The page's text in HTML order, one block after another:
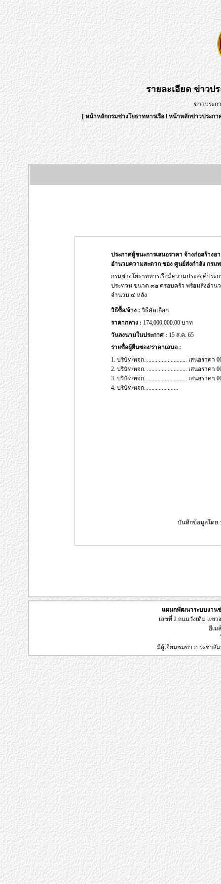
รายละเอียดข่าวป
ข่าวประก
[หน้าหลักกรมช่างโยธาทหารเรือlหน้าหลักข่าวประกา
ประกาศผู้ชนะการเสนอราคา จ้างก่อสร้าง
อำนวยความสะดวก ของ ศูนย์ส่งกำลัง กรม
กรมช่างโยธาทหารเรือมีความประสงค์ประ
ประทวน ขนาด ๓๒ ครอบครัว พร้อมสิ่งอำน
จำนวน ๔ หลัง
วิธีซื้อ/จ้าง : วิธีคัดเลือก
ราคากลาง : 174,000,000.00 บาท
วันลงนามในประกาศ : 15 ส.ค. 65
รายชื่อผู้ยื่นซอง/ราคาเสนอ :
1. บริษัท/หจก. ........................... เสนอราคา
2. บริษัท/หจก. ........................... เสนอราคา
3. บริษัท/หจก. ........................... เสนอราคา
4. บริษัท/หจก. .....................
บันทึกข้อมูลโดย
แผนกพัฒนาระบบงานช่
เลขที่ 2 ถนนวังเดิม แขว
อีเม
มีผู้เยี่ยมชมข่าวประชา